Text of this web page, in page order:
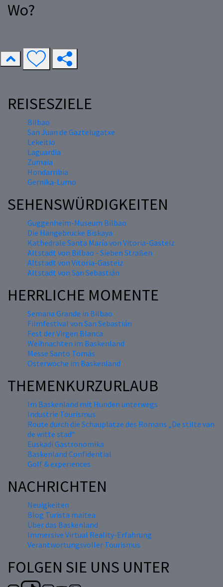
Wo?
REISESZIELE
Bilbao
San Juan de Gaztelugatxe
Lekeitio
Laguardia
Zumaia
Hondarribia
Gernika-Lumo
SEHENSWÜRDIGKEITEN
Guggenheim-Museum Bilbao
Die Hängebrücke Biskaya
Kathedrale Santa María von Vitoria-Gasteiz
Altstadt von Bilbao - Sieben Straßen
Altstadt von Vitoria-Gasteiz
Altstadt von San Sebastián
HERRLICHE MOMENTE
Semana Grande in Bilbao
Filmfestival von San Sebastián
Fest der Virgen Blanca
Weihnachten im Baskenland
Messe Santo Tomás
Osterwoche im Baskenland
THEMENKURZURLAUB
Im Baskenland mit Hunden unterwegs
Industrie Tourismus
Route durch die Schauplätze des Romans „De stilte van
de witte stad“
Euskadi Gastronomika
Baskenland Confidential
Golf & experiences
NACHRICHTEN
Neuigkeiten
Blog Turista maitea
Über das Baskenland
Immersive Virtual Reality-Erfahrung
Verantwortungsvoller Tourismus
FOLGEN SIE UNS UNTER